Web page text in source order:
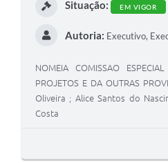
Situação: EM VIGOR
Autoria: Executivo,
NOMEIA COMISSAO
PROJETOS E DA OUTRAS
Oliveira ; Alice Santos do
Costa